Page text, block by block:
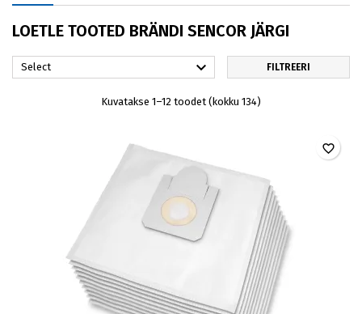
LOETLE TOOTED BRÄNDI SENCOR JÄRGI
Select  FILTREERI
Kuvatakse 1–12 toodet (kokku 134)
favorite_border